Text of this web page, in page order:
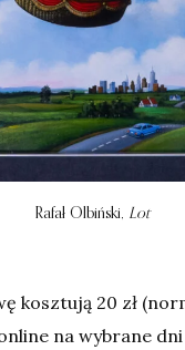
Rafał Olbiński, Lot
kosztują 20 zł
na wybrane